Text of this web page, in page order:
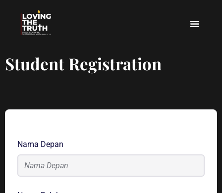
Student Registration
Nama Depan